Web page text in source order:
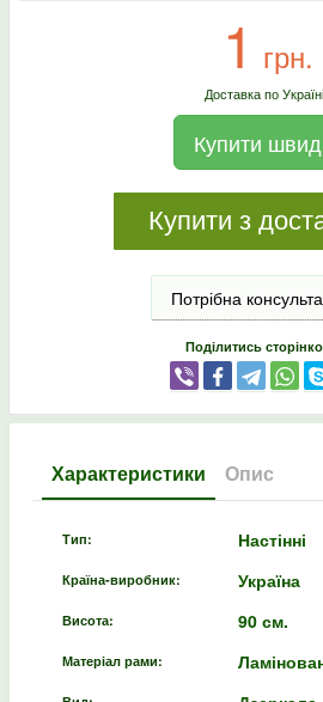
1 грн.
Доставка по
Купити
Купити з
Потрібна
Поділитись
Характеристики Опис
Тип: Настінні
Країна-виробник: Україна
Висота: 90 см.
Матеріал рами: